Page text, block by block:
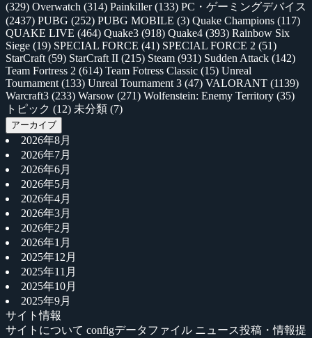
(329) Overwatch (314) Painkiller(133) PC・ゲーミングデバイス
(2437) PUBG (252) PUBG MOBILE (3) Quake Champions (117)
QUAKE LIVE (464) Quake3 (918) Quake4 (393) Rainbow Six
Siege (19) SPECIAL FORCE (41) SPECIAL FORCE 2 (51)
StarCraft (59) StarCraft II (215) Steam (931) Sudden Attack (142)
Team Fortress 2 (614) Team Fotress Classic (15) Unreal
Tournament (133) Unreal Tournament 3 (47) VALORANT (1139)
Warcraft3 (233) Warsow (271) Wolfenstein: Enemy Territory (35)
トピック (12) 未分類 (7)
アーカイブ
2026年8月
2026年7月
2026年6月
2026年5月
2026年4月
2026年3月
2026年2月
2026年1月
2025年12月
2025年11月
2025年10月
2025年9月
サイト情報
サイトについて configデータファイル ニュース投稿・情報提